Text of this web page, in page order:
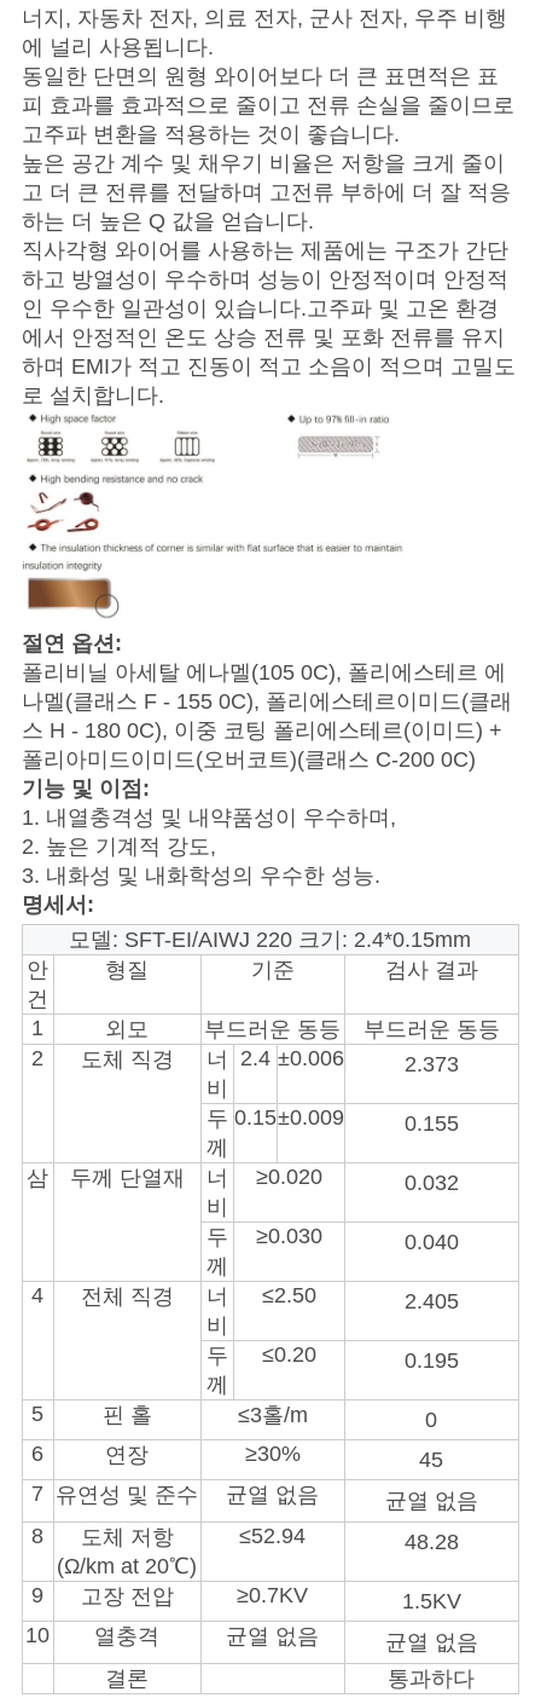
너지, 자동차 전자, 의료 전자, 군사 전자, 우주 비행
에 널리 사용됩니다.
동일한 단면의 원형 와이어보다 더 큰 표면적은 표
피 효과를 효과적으로 줄이고 전류 손실을 줄이므로
고주파 변환을 적용하는 것이 좋습니다.
높은 공간 계수 및 채우기 비율은 저항을 크게 줄이
고 더 큰 전류를 전달하며 고전류 부하에 더 잘 적응
하는 더 높은 Q 값을 얻습니다.
직사각형 와이어를 사용하는 제품에는 구조가 간단
하고 방열성이 우수하며 성능이 안정적이며 안정적
인 우수한 일관성이 있습니다.고주파 및 고온 환경
에서 안정적인 온도 상승 전류 및 포화 전류를 유지
하며 EMI가 적고 진동이 적고 소음이 적으며 고밀도
로 설치합니다.
절연 옵션:
폴리비닐 아세탈 에나멜(105 0C), 폴리에스테르 에
나멜(클래스 F - 155 0C), 폴리에스테르이미드(클래
스 H - 180 0C), 이중 코팅 폴리에스테르(이미드) +
폴리아미드이미드(오버코트)(클래스 C-200 0C)
기능 및 이점:
1. 내열충격성 및 내약품성이 우수하며,
2. 높은 기계적 강도,
3. 내화성 및 내화학성의 우수한 성능.
명세서:
모델: SFT-EI/AIWJ 220 크기: 2.4*0.15mm
안
건
형질 기준 검사 결과
1 외모 부드러운 동등
부드러운 동등
2
도체 직경
너
비
2.4 ±0.006 2.373
두
께
0.15±0.009 0.155
삼 두께 단열재
너
비
≥0.020 0.032
두
께
≥0.030 0.040
4 전체 직경
너
비
≤2.50 2.405
두
께
≤0.20 0.195
5 핀 홀 ≤3홀/m
0
6
연장 ≥30%
45
7 유연성 및 준수 균열 없음
균열 없음
8
도체 저항
(Ω/km at 20℃)
≤52.94 48.28
9 고장 전압 ≥0.7KV
1.5KV
10
열충격 균열 없음
균열 없음
결론
통과하다